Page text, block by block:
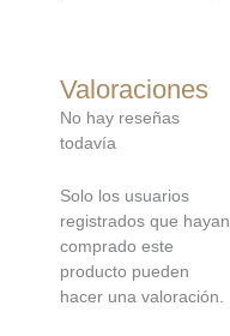
Valoraciones
No hay reseñas
todavía
Solo los usuarios
registrados que hayan
comprado este
producto pueden
hacer una valoración.